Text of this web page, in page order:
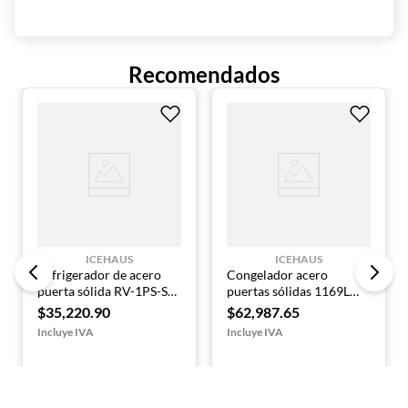
Refrigerante: R290 ecológico
Recomendados
ICEHAUS
Refrigerador de acero
puerta sólida RV-1PS-SS-
01 ICEHAUS
$35,220.90
ICEHAUS
Congelador acero
puertas sólidas 1169L
CV-2PS-SS-01 ICEHAUS
$62,987.65